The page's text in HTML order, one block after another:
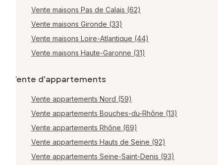
Vente maisons Pas de Calais (62)
Vente maisons Gironde (33)
Vente maisons Loire-Atlantique (44)
Vente maisons Haute-Garonne (31)
Vente d'appartements
Vente appartements Nord (59)
Vente appartements Bouches-du-Rhône (13)
Vente appartements Rhône (69)
Vente appartements Hauts de Seine (92)
Vente appartements Seine-Saint-Denis (93)